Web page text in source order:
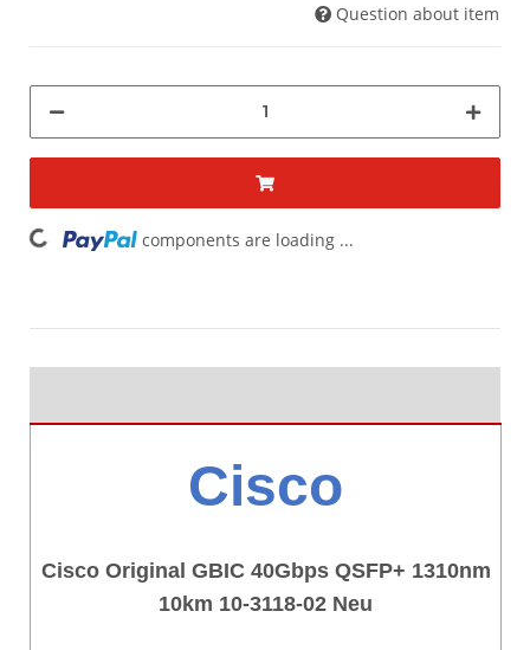
Question about item
components are loading ...
Cisco
Cisco Original GBIC 40Gbps QSFP+ 1310nm
10km 10-3118-02 Neu